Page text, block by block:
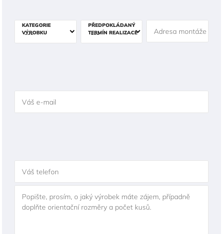
KATEGORIE
VÝROBKU
PŘEDPOKLÁDANÝ
TERMÍN REALIZACE
Adresa montáže
Váš e-mail
Váš telefon
Popište, prosím, o jaký výrobek máte zájem, případně
doplňte orientační rozměry a počet kusů.